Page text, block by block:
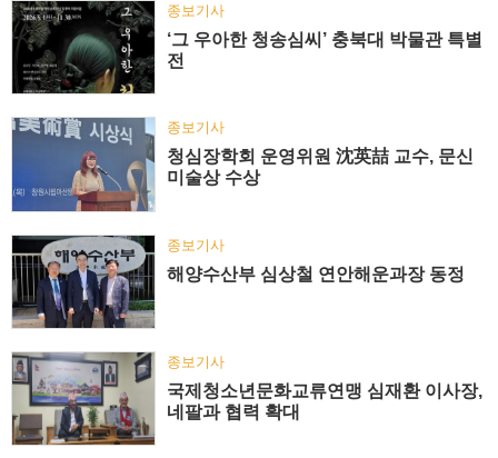
종보기사
‘그 우아한 청송심씨’ 충북대 박물관 특별
전
종보기사
청심장학회 운영위원 沈英喆 교수, 문신
미술상 수상
종보기사
해양수산부 심상철 연안해운과장 동정
종보기사
국제청소년문화교류연맹 심재환 이사장,
네팔과 협력 확대